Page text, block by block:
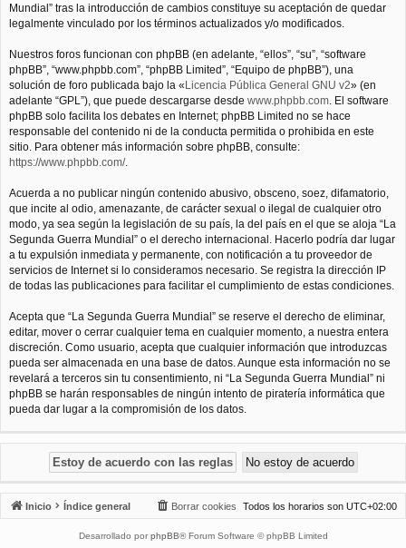
Mundial” tras la introducción de cambios constituye su aceptación de quedar
legalmente vinculado por los términos actualizados y/o modificados.
Nuestros foros funcionan con phpBB (en adelante, “ellos”, “su”, “software
phpBB”, “www.phpbb.com”, “phpBB Limited”, “Equipo de phpBB”), una
solución de foro publicada bajo la «Licencia Pública General GNU v2» (en
adelante “GPL”), que puede descargarse desde www.phpbb.com. El software
phpBB solo facilita los debates en Internet; phpBB Limited no se hace
responsable del contenido ni de la conducta permitida o prohibida en este
sitio. Para obtener más información sobre phpBB, consulte:
https://www.phpbb.com/.
Acuerda a no publicar ningún contenido abusivo, obsceno, soez, difamatorio,
que incite al odio, amenazante, de carácter sexual o ilegal de cualquier otro
modo, ya sea según la legislación de su país, la del país en el que se aloja “La
Segunda Guerra Mundial” o el derecho internacional. Hacerlo podría dar lugar
a tu expulsión inmediata y permanente, con notificación a tu proveedor de
servicios de Internet si lo consideramos necesario. Se registra la dirección IP
de todas las publicaciones para facilitar el cumplimiento de estas condiciones.
Acepta que “La Segunda Guerra Mundial” se reserve el derecho de eliminar,
editar, mover o cerrar cualquier tema en cualquier momento, a nuestra entera
discreción. Como usuario, acepta que cualquier información que introduzcas
pueda ser almacenada en una base de datos. Aunque esta información no se
revelará a terceros sin tu consentimiento, ni “La Segunda Guerra Mundial” ni
phpBB se harán responsables de ningún intento de piratería informática que
pueda dar lugar a la compromisión de los datos.
Inicio Índice general Todos los horarios son UTC+02:00
Borrar cookies
Desarrollado por phpBB® Forum Software © phpBB Limited